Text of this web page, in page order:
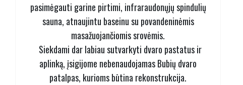
pasimėgauti garine pirtimi, infraraudonųjų spindulių
sauna, atnaujintu baseinu su povandeninėmis
masažuojančiomis srovėmis.
Siekdami dar labiau sutvarkyti dvaro pastatus ir
aplinką, įsigijome nebenaudojamas Bubių dvaro
patalpas, kurioms būtina rekonstrukcija.